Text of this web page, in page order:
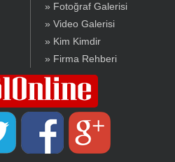
» Fotoğraf Galerisi
» Video Galerisi
» Kim Kimdir
» Firma Rehberi